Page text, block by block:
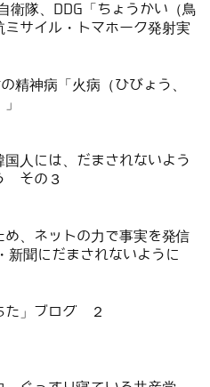
衛隊、DDG「ちょうかい（鳥
ミサイル・トマホーク発射実
精神病「火病（ひびょう、
国人には、だまされないよう
その３
め、ネットの力で事実を発信
新聞にだまされないように
た」ブログ ２